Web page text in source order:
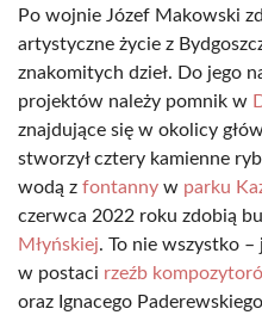
Po wojnie Józef Makowski
artystyczne życie z
znakomitych dzieł. Do jego
projektów należy pomnik w
znajdujące się w okolicy
stworzył cztery kamienne
wodą z fontanny w parku
czerwca 2022 roku zdobią
Młyńskiej. To nie wszystko
w postaci rzeźb
oraz Ignacego